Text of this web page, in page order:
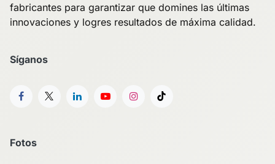
fabricantes para garantizar que domines las últimas
innovaciones y logres resultados de máxima calidad.
Síganos
Fotos